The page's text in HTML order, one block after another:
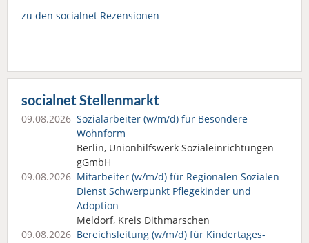
zu den socialnet Rezensionen
socialnet Stellenmarkt
09.08.2026 Sozialarbeiter (w/m/d) für Besondere
Wohnform
Berlin, Unionhilfswerk Sozialeinrichtungen
gGmbH
09.08.2026 Mitarbeiter (w/m/d) für Regionalen Sozialen
Dienst Schwerpunkt Pflegekinder und
Adoption
Meldorf, Kreis Dithmarschen
09.08.2026 Bereichsleitung (w/m/d) für Kindertages­